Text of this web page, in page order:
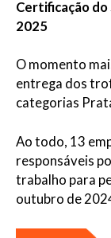
Certificação do
2025
O momento
entrega dos
categorias
Ao todo, 13
responsáveis
trabalho para
outubro de